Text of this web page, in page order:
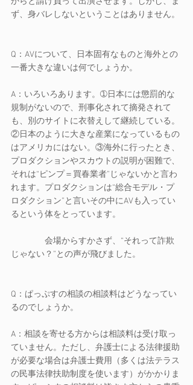
ず、身バレしないということはありません。
Q：AVについて、日本固有なものと海外との
一番大きな違いは何でしょうか。
A：いろいろあります。➀日本には懲罰的な
規制がないので、刑事化されて摘発されて
も、別のサイトに衣替えして継続している。
②日本のように大きな産業になっているもの
はアメリカにはない。③海外に行ったとき、
プロダクションやスカウトの説明が困難で、
それは“ピンプ＝買春業者”じゃないかと言わ
れます。プロダクションは“総合モデル・プ
ロダクション”と言いその中にAVも入ってい
るという体をとっています。
会場からすかさず、“それって詐欺
じゃない？”との声が飛びました。
Q：ぱっぷすの相談の相談料はどうなってい
るのでしょうか。
A：相談を寄せる方からは相談料は受け取っ
ていません。ただし、弁護士による法律援助
が必要な場合は弁護士費用（多くは法テラス
の民事法律扶助制度を使います）がかかりま